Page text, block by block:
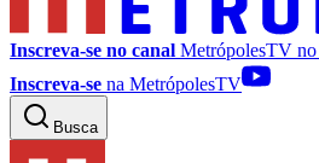
Inscreva-se no canal MetrópolesTV no
Inscreva-se na MetrópolesTV
Busca